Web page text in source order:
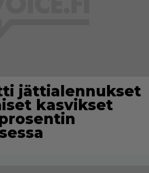
jättialennukset
kasvikset